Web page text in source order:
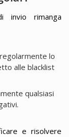
invio rimanga
lo
alle blacklist
qualsiasi
e risolvere